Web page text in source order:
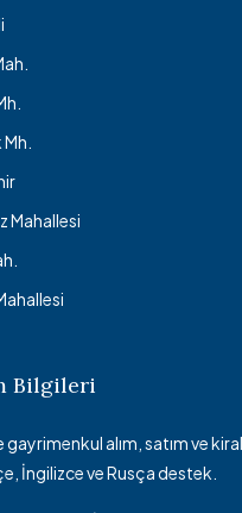
Mahallesi
Bilgileri
gayrimenkul alım, satım ve
İngilizce ve Rusça destek.